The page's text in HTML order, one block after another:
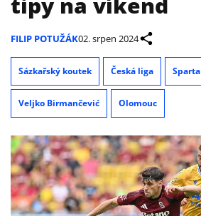
FILIP POTUŽÁK02. srpen 2024
Sázkařský koutek Česká liga Sparta
Veljko Birmančević Olomouc